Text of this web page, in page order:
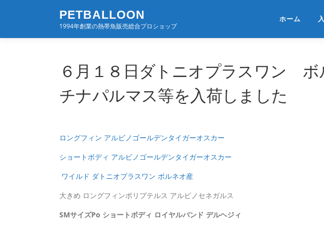
ン
PETBALLOON
1994年創業の熱帯魚販売総合プロショップ
ホーム
６月１８日ダトニオプラスワン ボ
チナパルマス等を入荷しました
ロングフィン アルビノゴールデンタイガーオスカー
ショートボディ アルビノゴールデンタイガーオスカー
ワイルド ダトニオプラスワン ボルネオ産
大きめ ロングフィンポリプテルス アルビノセネガルス
SMサイズPo ショートボディ ロイヤルバンド デルヘジィ